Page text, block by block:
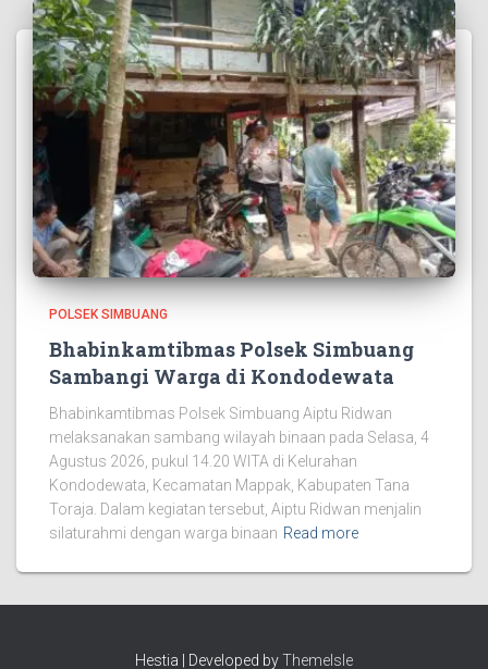
POLSEK SIMBUANG
Bhabinkamtibmas Polsek Simbuang
Sambangi Warga di Kondodewata
Bhabinkamtibmas Polsek Simbuang Aiptu Ridwan
melaksanakan sambang wilayah binaan pada Selasa, 4
Agustus 2026, pukul 14.20 WITA di Kelurahan
Kondodewata, Kecamatan Mappak, Kabupaten Tana
Toraja. Dalam kegiatan tersebut, Aiptu Ridwan menjalin
silaturahmi dengan warga binaan Read more
Hestia | Developed byThemeIsle